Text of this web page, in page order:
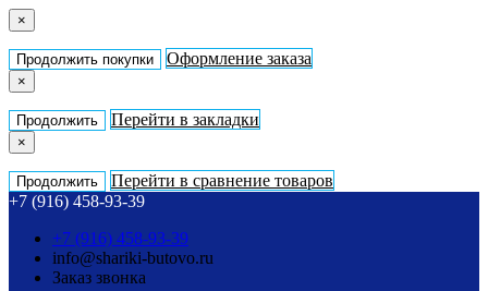
×
Продолжить покупки Оформление заказа
×
Продолжить Перейти в закладки
×
Продолжить
Перейти в сравнение товаров
+7 (916) 458-93-39
+7 (916) 458-93-39
info@shariki-butovo.ru
Заказ звонка